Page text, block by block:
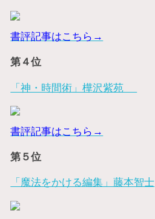
書評記事はこちら→
第４位
「神・時間術」樺沢紫苑
書評記事はこちら→
第５位
「魔法をかける編集」藤本智士